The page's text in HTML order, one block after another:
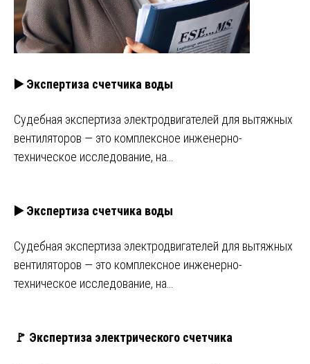
▶️ Экспертиза счетчика воды
Судебная экспертиза электродвигателей для вытяжных
вентиляторов — это комплексное инженерно-
техническое исследование, на…
▶️ Экспертиза счетчика воды
Судебная экспертиза электродвигателей для вытяжных
вентиляторов — это комплексное инженерно-
техническое исследование, на…
🚩 Экспертиза электрического счетчика